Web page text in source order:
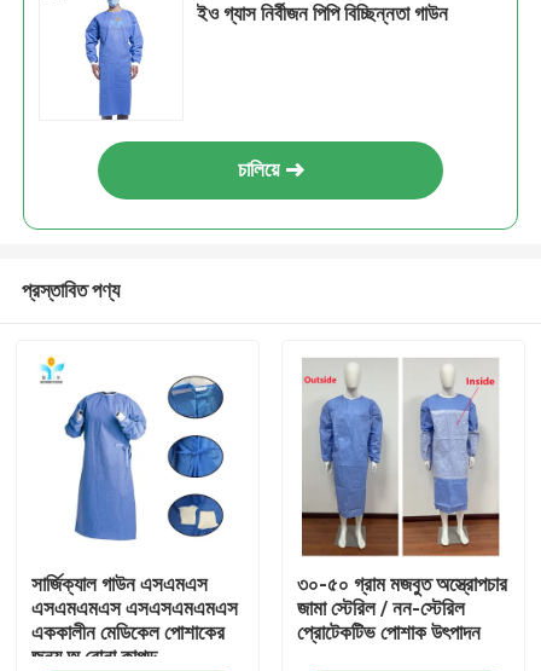
ইও গ্যাস নির্বীজন পিপি বিচ্ছিন্নতা গাউন
চালিয়ে
প্রস্তাবিত পণ্য
সার্জিক্যাল গাউন এসএমএস
এসএমএমএস এসএসএমএমএস
এককালীন মেডিকেল পোশাকের
জন্য অ বোনা কাপড়
৩০-৫০ গ্রাম মজবুত অস্ত্রোপচার
জামা স্টেরিল / নন-স্টেরিল
প্রোটেকটিভ পোশাক উৎপাদন